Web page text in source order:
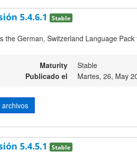
5.4.6.1 Stable
the German, Switzerland Language
Maturity
Stable
Publicado el
Martes, 26, May
archivos
5.4.5.1 Stable